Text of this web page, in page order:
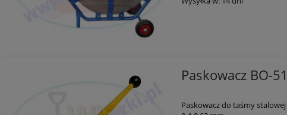
Paskowacz BO-
Paskowacz do taśmy